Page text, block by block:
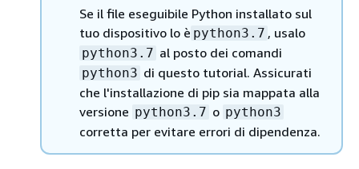
Se il file eseguibile Python installato sul
tuo dispositivo lo è python3.7 , usalo
python3.7 al posto dei comandi
python3 di questo tutorial. Assicurati
che l'installazione di pip sia mappata alla
versione python3.7 o python3
corretta per evitare errori di dipendenza.